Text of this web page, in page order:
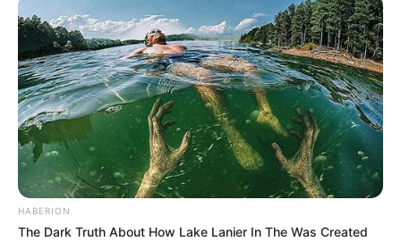
2 WESTMINSTER NIGHT
3 CAROMB
4 GILDED DRAGON
5 LISICLES
6 WILD CITY
7 AL MAX
8 GRANDPA CEN
9 GITANO
10 GENTLEMAN BEAUTY
11 FOU FURIEUX
12 JOSEPHINO
13 ALLURRE
HABERION
The Dark Truth About How Lake Lanier In The Was Created